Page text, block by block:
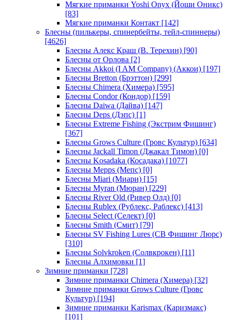
Мягкие приманки Yoshi Onyx (Йоши Оникс)
[83]
Мягкие приманки Контакт [142]
Блесны (пилькеры, спинербейты, тейл-спиннеры)
[4626]
Блесны Алекс Краш (В. Терехин) [90]
Блесны от Орлова [2]
Блесны Akkoi (I AM Company) (Аккои) [197]
Блесны Bretton (Брэттон) [299]
Блесны Chimera (Химера) [595]
Блесны Condor (Кондор) [159]
Блесны Daiwa (Дайва) [147]
Блесны Deps (Дэпс) [1]
Блесны Extreme Fishing (Экстрим Фишинг)
[367]
Блесны Grows Culture (Гровс Культур) [634]
Блесны Jackall Timon (Джакал Тимон) [0]
Блесны Kosadaka (Косадака) [1077]
Блесны Mepps (Мепс) [0]
Блесны Miari (Миари) [15]
Блесны Myran (Мюран) [229]
Блесны River Old (Ривер Олд) [0]
Блесны Rublex (Рублекс, Раблекс) [413]
Блесны Select (Селект) [0]
Блесны Smith (Смит) [79]
Блесны SV Fishing Lures (СВ Фишинг Люрс)
[310]
Блесны Solvkroken (Солвкрокен) [11]
Блесны Алхимовки [1]
Зимние приманки [728]
Зимние приманки Chimera (Химера) [32]
Зимние приманки Grows Culture (Гровс
Культур) [194]
Зимние приманки Karismax (Каризмакс)
[101]